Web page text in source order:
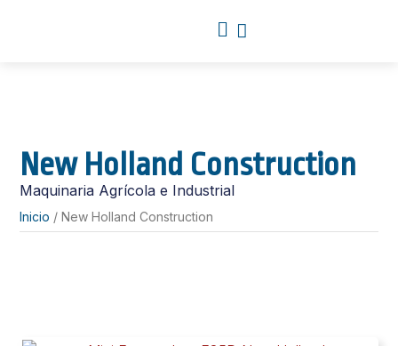
New Holland Construction
Maquinaria Agrícola e Industrial
Inicio / New Holland Construction